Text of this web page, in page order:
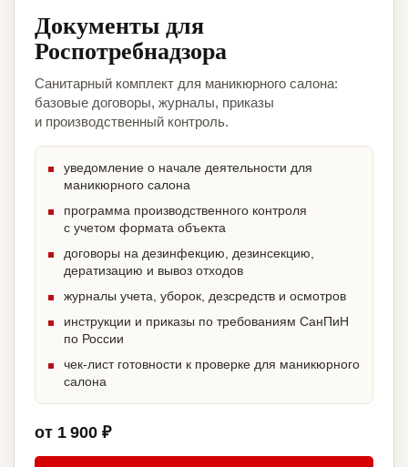
Документы для
Роспотребнадзора
Санитарный комплект для маникюрного салона:
базовые договоры, журналы, приказы
и производственный контроль.
уведомление о начале деятельности для
маникюрного салона
программа производственного контроля
с учетом формата объекта
договоры на дезинфекцию, дезинсекцию,
дератизацию и вывоз отходов
журналы учета, уборок, дезсредств и осмотров
инструкции и приказы по требованиям СанПиН
по России
чек-лист готовности к проверке для маникюрного
салона
от 1 900 ₽